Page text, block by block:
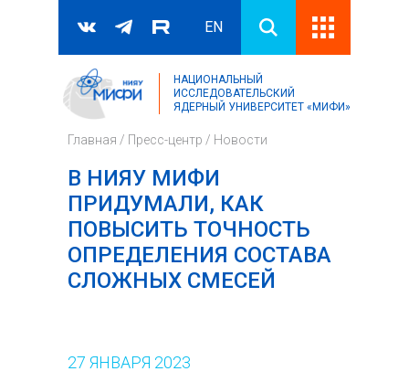
Форма поиска
Поиск
EN
НАЦИОНАЛЬНЫЙ
ИССЛЕДОВАТЕЛЬСКИЙ
ЯДЕРНЫЙ УНИВЕРСИТЕТ «МИФИ»
Главная / Пресс-центр / Новости
В НИЯУ МИФИ
ПРИДУМАЛИ, КАК
ПОВЫСИТЬ ТОЧНОСТЬ
ОПРЕДЕЛЕНИЯ СОСТАВА
СЛОЖНЫХ СМЕСЕЙ
27 ЯНВАРЯ 2023